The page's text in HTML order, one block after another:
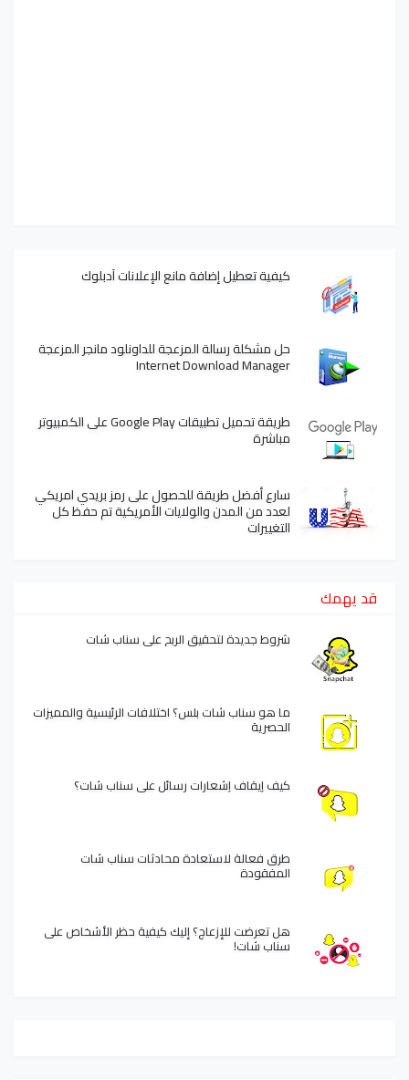
كيفية تعطيل إضافة مانع الإعلانات آدبلوك
حل مشكلة رسالة المزعجة للداونلود مانجر المزعجة
Internet Download Manager
طريقة تحميل تطبيقات Google Play على الكمبيوتر
مباشرة
سارع أفضل طريقة للحصول على رمز بريدي امريكي
لعدد من المدن والولايات الأمريكية تم حفظ كل
التغييرات
قد يهمك
شروط جديدة لتحقيق الربح على سناب شات
ما هو سناب شات بلس؟ اختلافات الرئيسية والمميزات
الحصرية
كيف إيقاف إشعارات رسائل على سناب شات؟
طرق فعالة لاستعادة محادثات سناب شات
المفقودة
هل تعرضت للإزعاج؟ إليك كيفية حظر الأشخاص على
سناب شات!